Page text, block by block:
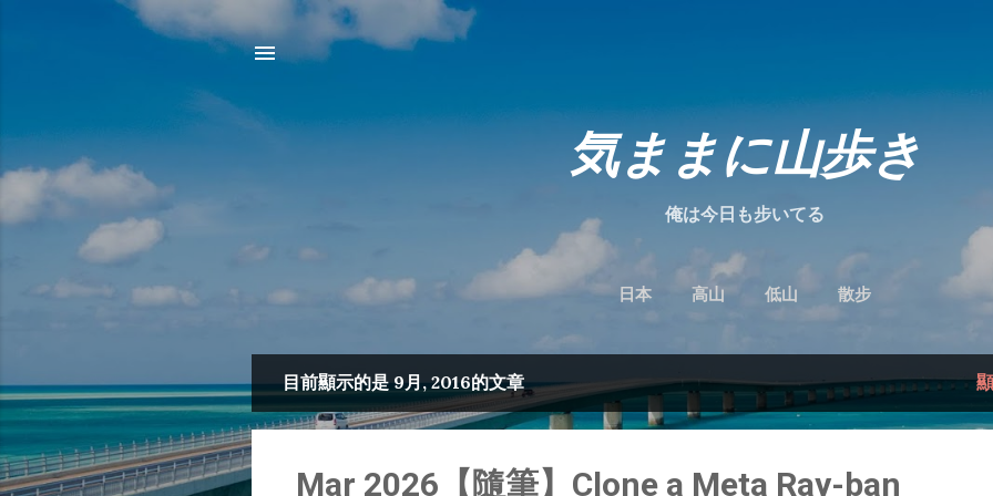
気ままに山歩き
俺は今日も步いてる
日本 高山 低山 散步
發
表
目前顯示的是 9月, 2016的文章
Mar 2026【隨筆】Clone a Meta Ray-ban